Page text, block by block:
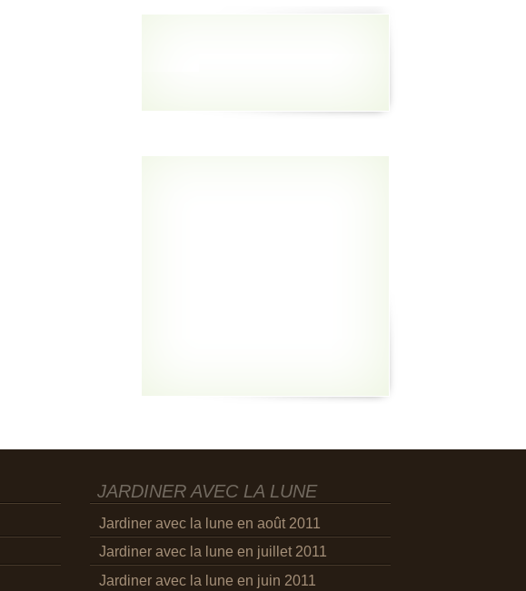
JARDINER AVEC LA LUNE
Jardiner avec la lune en août 2011
Jardiner avec la lune en juillet 2011
Jardiner avec la lune en juin 2011